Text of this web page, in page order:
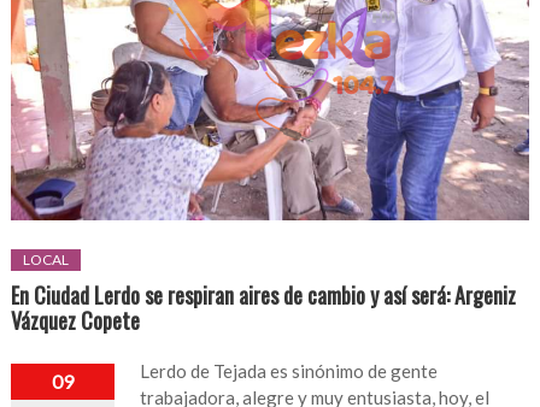
LOCAL
En Ciudad Lerdo se respiran aires de cambio y así será: Argeniz
Vázquez Copete
09
Lerdo de Tejada es sinónimo de gente
trabajadora, alegre y muy entusiasta, hoy, el